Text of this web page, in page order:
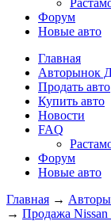
Форум
Новые авто
Главная
Авторынок
Продать авто
Купить авто
Новости
FAQ
Форум
Новые авто
Главная →
→ Продажа Nissan